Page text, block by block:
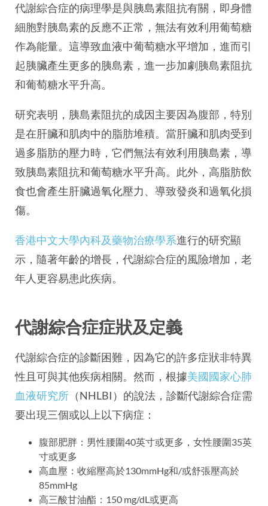
代謝綜合症的病理學是與胰島素阻抗有關，即身體
細胞對胰島素的反應不正常，無法有效利用葡萄糖
作為能量。這導致血液中葡萄糖水平增加，進而引
起胰臟產生更多的胰島素，進一步加劇胰島素阻抗
和葡萄糖水平升高。
研究表明，胰島素阻抗的成因主要因為腹部，特別
是在肝臟和肌肉中的脂肪堆積。當肝臟和肌肉受到
過多脂肪的壓力時，它們無法有效利用胰島素，導
致胰島素阻抗和葡萄糖水平升高。此外，高脂肪飲
食也會產生肝臟過氧化壓力、導致發炎和過氧化損
傷。
香港中文大學內科及藥物治療學系進行的研究顯
示，隨著年齡的增長，代謝綜合症的風險增加，老
年人更容易患此疾病。
代謝綜合症症狀及定義
代謝綜合症的診斷困難，因為它的許多症狀非特異
性且可與其他疾病相關。然而，根據美國國家心肺
血液研究所 （NHLBI）的說法，診斷代謝綜合症需
要出現三個或以上以下病症：
腹部肥胖：男性腰圍40英寸或更多，女性腰圍35英
寸或更多
高血壓：收縮壓高於130mmHg和/或舒張壓高於
85mmHg
高三酸甘油酯：150 mg/dL或更高